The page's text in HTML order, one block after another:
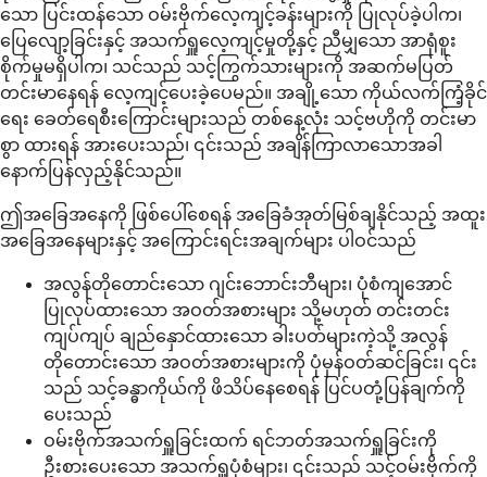
သော ပြင်းထန်သော ဝမ်းဗိုက်လေ့ကျင့်ခန်းများကို ပြုလုပ်ခဲ့ပါက၊
ပြေလျော့ခြင်းနှင့် အသက်ရှူလေ့ကျင့်မှုတို့နှင့် ညီမျှသော အာရုံစူး
စိုက်မှုမရှိပါက၊ သင်သည် သင့်ကြွက်သားများကို အဆက်မပြတ်
တင်းမာနေရန် လေ့ကျင့်ပေးခဲ့ပေမည်။ အချို့သော ကိုယ်လက်ကြံ့ခိုင်
ရေး ခေတ်ရေစီးကြောင်းများသည် တစ်နေ့လုံး သင့်ဗဟိုကို တင်းမာ
စွာ ထားရန် အားပေးသည်၊ ၎င်းသည် အချိန်ကြာလာသောအခါ
နောက်ပြန်လှည့်နိုင်သည်။
ဤအခြေအနေကို ဖြစ်ပေါ်စေရန် အခြေခံအုတ်မြစ်ချနိုင်သည့် အထူး
အခြေအနေများနှင့် အကြောင်းရင်းအချက်များ ပါဝင်သည်
အလွန်တိုတောင်းသော ဂျင်းဘောင်းဘီများ၊ ပုံစံကျအောင်
ပြုလုပ်ထားသော အဝတ်အစားများ သို့မဟုတ် တင်းတင်း
ကျပ်ကျပ် ချည်နှောင်ထားသော ခါးပတ်များကဲ့သို့ အလွန်
တိုတောင်းသော အဝတ်အစားများကို ပုံမှန်ဝတ်ဆင်ခြင်း၊ ၎င်း
သည် သင့်ခန္ဓာကိုယ်ကို ဖိသိပ်နေစေရန် ပြင်ပတုံ့ပြန်ချက်ကို
ပေးသည်
ဝမ်းဗိုက်အသက်ရှူခြင်းထက် ရင်ဘတ်အသက်ရှူခြင်းကို
ဦးစားပေးသော အသက်ရှူပုံစံများ၊ ၎င်းသည် သင့်ဝမ်းဗိုက်ကို